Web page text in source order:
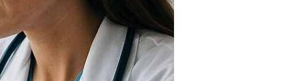
OBRAS SOCIALES
LABORATORIOS